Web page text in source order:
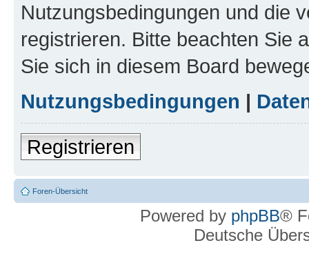
Nutzungsbedingungen und die
registrieren. Bitte beachten Sie
Sie sich in diesem Board
Nutzungsbedingungen |
Registrieren
Foren-Übersicht
Powered by phpBB®
Deutsche